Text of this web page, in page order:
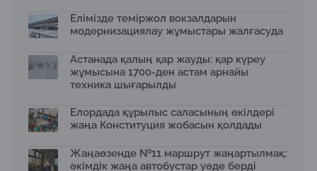
Қанат Бозымбаев Сеулде өткен роуд-шоуда Alatau
City жобасын таныстырды
«Жасыл аллея» жобасы: Home Credit Bank
экологиялық бастамасын кеңейтті
Алматы «Батыс» полиорталығын дамытуда: жаңа
нысандар және заманауи стандарттар
Алматы Бас жоспарын өзектендіруде
Елімізде теміржол вокзалдарын
модернизациялау жұмыстары жалғасуда
Астанада қалың қар жауды: қар күреу
жұмысына 1700-ден астам арнайы
техника шығарылды
Елордада құрылыс саласының өкілдері
жаңа Конституция жобасын қолдады
Жаңаөзенде №11 маршрут жаңартылмақ:
әкімдік жаңа автобустар уәде берді